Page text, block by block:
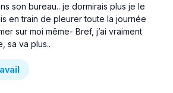
son bureau.. je dormirais plus je le
en train de pleurer toute la journée
sur moi même- Bref, j’ai vraiment
sa va plus..